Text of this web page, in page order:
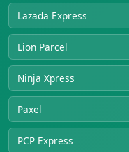
Lazada Express
Lion Parcel
Ninja Xpress
Paxel
PCP Express